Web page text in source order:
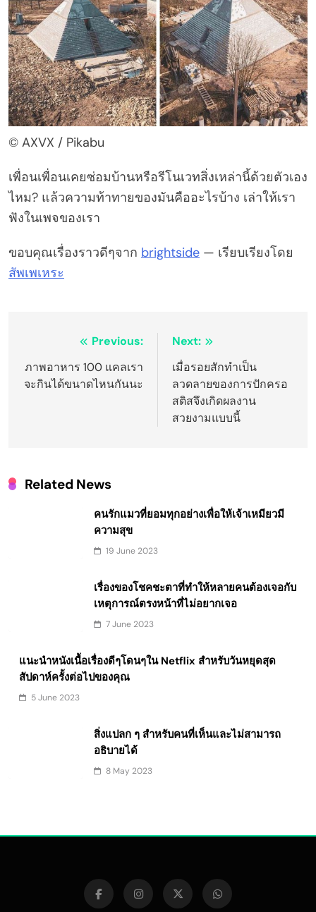
© AXVX / Pikabu
เพื่อนเพื่อนเคยซ่อมบ้านหรือรีโนเวทสิ่งเหล่านี้ด้วยตัวเอง
ไหม? แล้วความท้าทายของมันคืออะไรบ้าง เล่าให้เรา
ฟังในเพจของเรา
ขอบคุณเรื่องราวดีๆจาก brightside — เรียบเรียงโดย
สัพเพเหระ
navigation
Previous:
ภาพอาหาร 100 แคลเรา
จะกินได้ขนาดไหนกันนะ
Next:
เมื่อรอยสักทำเป็น
ลวดลายของการปักครอ
สติสจึงเกิดผลงาน
สวยงามแบบนี้
Related News
คนรักแมวที่ยอมทุกอย่างเพื่อให้เจ้าเหมียวมี
ความสุข
19 June 2023
เรื่องของโชคชะตาที่ทำให้หลายคนต้องเจอกับ
เหตุการณ์ตรงหน้าที่ไม่อยากเจอ
7 June 2023
แนะนำหนังเนื้อเรื่องดีๆโดนๆใน Netflix สำหรับวันหยุดสุด
สัปดาห์ครั้งต่อไปของคุณ
5 June 2023
สิ่งแปลก ๆ สำหรับคนที่เห็นและไม่สามารถ
อธิบายได้
8 May 2023